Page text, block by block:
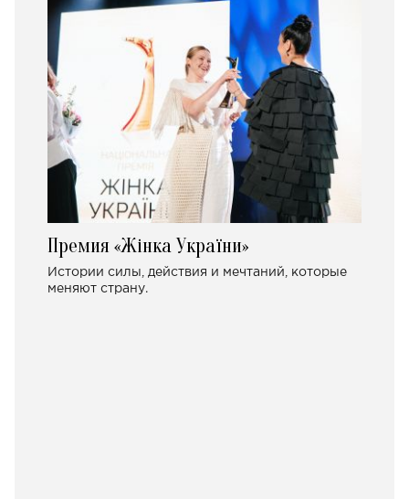
Премия «Жінка України»
Истории силы, действия и мечтаний, которые
меняют страну.